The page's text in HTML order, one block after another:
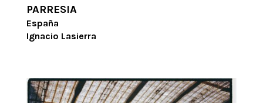
PARRESIA
España
Ignacio Lasierra